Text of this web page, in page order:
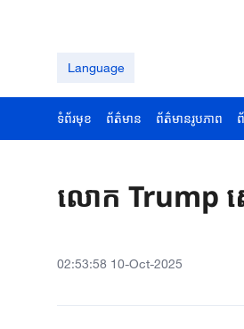
Language
ទំព័រមុខ ព័ត៌មាន ព័ត៌មានរូបភាព
លោក Trump ស្
02:53:58 10-Oct-2025